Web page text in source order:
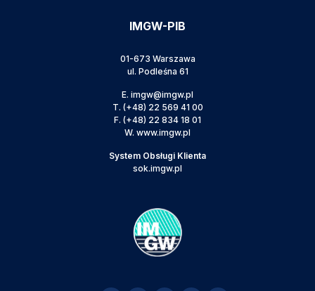
IMGW-PIB
01-673 Warszawa
ul. Podleśna 61
E. imgw@imgw.pl
T. (+48) 22 569 41 00
F. (+48) 22 834 18 01
W. www.imgw.pl
System Obsługi Klienta
sok.imgw.pl